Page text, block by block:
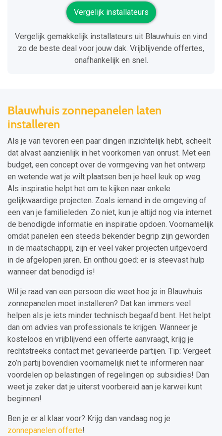
Vergelijk installateurs
Vergelijk gemakkelijk installateurs uit Blauwhuis en vind
zo de beste deal voor jouw dak. Vrijblijvende offertes,
onafhankelijk en snel.
Blauwhuis zonnepanelen laten
installeren
Als je van tevoren een paar dingen inzichtelijk hebt, scheelt
dat alvast aanzienlijk in het voorkomen van onrust. Met een
budget, een concept over de vormgeving van het ontwerp
en wetende wat je wilt plaatsen ben je heel leuk op weg.
Als inspiratie helpt het om te kijken naar enkele
gelijkwaardige projecten. Zoals iemand in de omgeving of
een van je familieleden. Zo niet, kun je altijd nog via internet
de benodigde informatie en inspiratie opdoen. Voornamelijk
omdat panelen een steeds bekender begrip zijn geworden
in de maatschappij, zijn er veel vaker projecten uitgevoerd
in de afgelopen jaren. En onthou goed: er is steevast hulp
wanneer dat benodigd is!
Wil je raad van een persoon die weet hoe je in Blauwhuis
zonnepanelen moet installeren? Dat kan immers veel
helpen als je iets minder technisch begaafd bent. Het helpt
dan om advies van professionals te krijgen. Wanneer je
kosteloos en vrijblijvend een offerte aanvraagt, krijg je
rechtstreeks contact met gevarieerde partijen. Tip: Vergeet
zo’n partij bovendien voornamelijk niet te informeren naar
voordelen op belastingen of regelingen op subsidies! Dan
weet je zeker dat je uiterst voorbereid aan je karwei kunt
beginnen!
Ben je er al klaar voor? Krijg dan vandaag nog je
zonnepanelen offerte!